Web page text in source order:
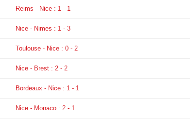
Reims - Nice : 1 - 1
Nice - Nimes : 1 - 3
Toulouse - Nice : 0 - 2
Nice - Brest : 2 - 2
Bordeaux - Nice : 1 - 1
Nice - Monaco : 2 - 1